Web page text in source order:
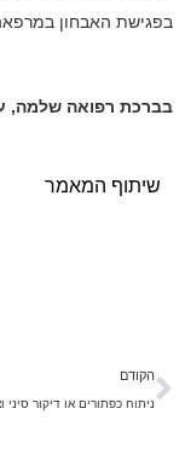
בפגישת האבחון
בברכת רפואה שלמה,
שיתוף המאמר
הקודם